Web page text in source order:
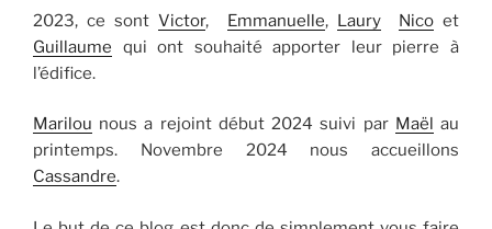
2023, ce sontVictor, Emmanuelle, Laury Nicoet
Guillaume qui ont souhaité apporter leur pierre à
l’édifice.
Marilou nous a rejoint début 2024 suivi par Maël au
printemps. Novembre 2024 nous accueillons
Cassandre.